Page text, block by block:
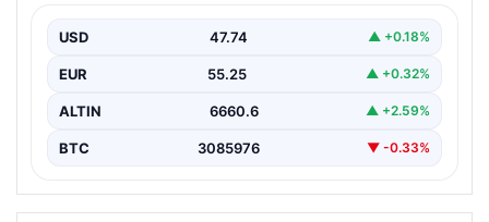
USD 47.74 ▲ +0.18%
EUR 55.25 ▲ +0.32%
ALTIN 6660.6 ▲ +2.59%
BTC 3085976 ▼ -0.33%